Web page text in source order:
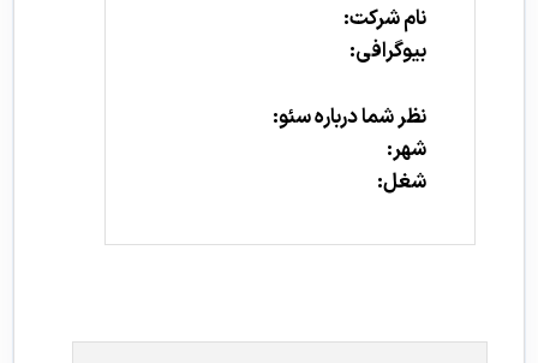
نام شرکت:
بیوگرافی:
نظر شما درباره سئو:
شهر:
شغل: